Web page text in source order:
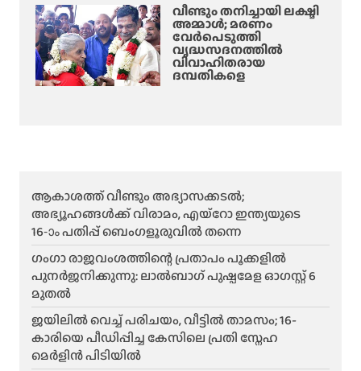
വീണ്ടും തനിച്ചായി ലക്ഷ്മി
അമ്മാള്‍; മരണം
വേർപെടുത്തി
വൃദ്ധസദനത്തില്‍
വിവാഹിതരായ
ദമ്പതികളെ
ആകാശത്ത് വീണ്ടും അഭ്യാസക്കടൽ;
അഭ്യൂഹങ്ങൾക്ക് വിരാമം, എയ്റോ ഇന്ത്യയുടെ
16-ാം പതിപ്പ് ബെംഗളൂരുവിൽ തന്നെ
ഗംഗാ രാജവംശത്തിന്റെ പ്രതാപം പൂക്കളിൽ
പുനർജനിക്കുന്നു: ലാൽബാഗ് പുഷ്പമേള ഓഗസ്റ്റ് 6
മുതൽ
ജയിലിൽ വെച്ച് പരിചയം, വീട്ടിൽ താമസം; 16-
കാരിയെ പീഡിപ്പിച്ച കേസിലെ പ്രതി സ്നേഹ
മെർളിൻ പിടിയിൽ